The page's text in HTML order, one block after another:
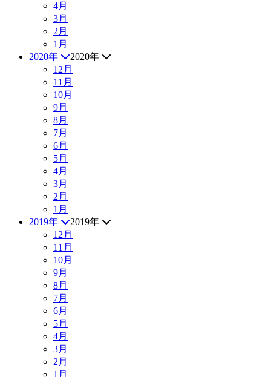
4月
3月
2月
1月
2020年
2020年
12月
11月
10月
9月
8月
7月
6月
5月
4月
3月
2月
1月
2019年
2019年
12月
11月
10月
9月
8月
7月
6月
5月
4月
3月
2月
1月